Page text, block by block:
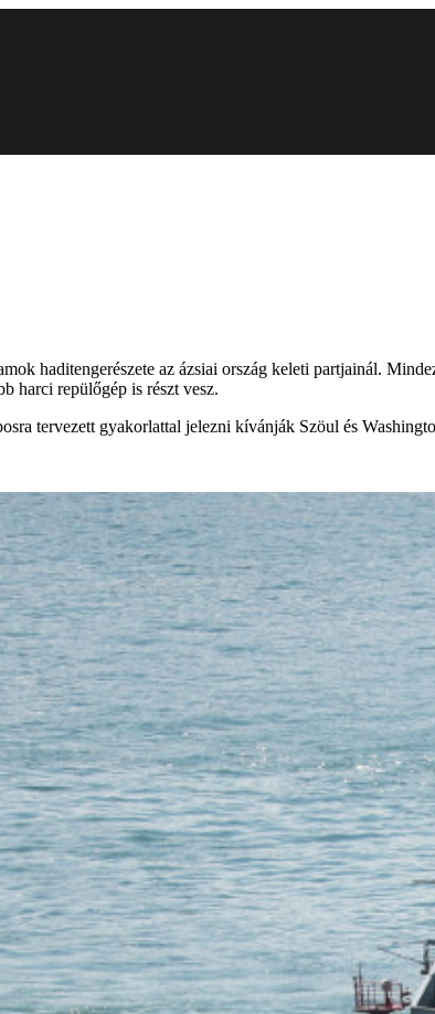
haditengerészete az ázsiai ország keleti partjainál.
harci repülőgép is részt vesz.
tervezett gyakorlattal jelezni kívánják Szöul és